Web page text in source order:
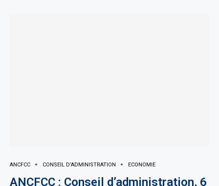
ANCFCC CONSEIL D’ADMINISTRATION ECONOMIE
ANCFCC : Conseil d’administration, 6